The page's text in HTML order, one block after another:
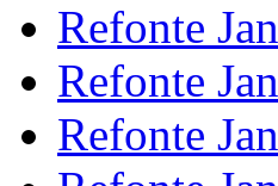
Refonte
Refonte
Refonte